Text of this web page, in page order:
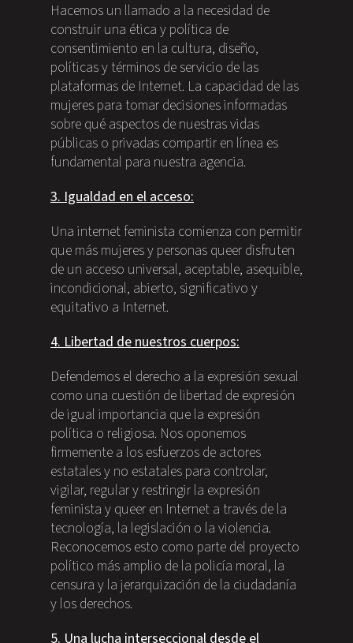
Hacemos un llamado a la necesidad de
construir una ética y política de
consentimiento en la cultura, diseño,
políticas y términos de servicio de las
plataformas de Internet. La capacidad de las
mujeres para tomar decisiones informadas
sobre qué aspectos de nuestras vidas
públicas o privadas compartir en línea es
fundamental para nuestra agencia.
3. Igualdad en el acceso:
Una internet feminista comienza con permitir
que más mujeres y personas queer disfruten
de un acceso universal, aceptable, asequible,
incondicional, abierto, significativo y
equitativo a Internet.
4. Libertad de nuestros cuerpos:
Defendemos el derecho a la expresión sexual
como una cuestión de libertad de expresión
de igual importancia que la expresión
política o religiosa. Nos oponemos
firmemente a los esfuerzos de actores
estatales y no estatales para controlar,
vigilar, regular y restringir la expresión
feminista y queer en Internet a través de la
tecnología, la legislación o la violencia.
Reconocemos esto como parte del proyecto
político más amplio de la policía moral, la
censura y la jerarquización de la ciudadanía
y los derechos.
5. Una lucha interseccional desde el